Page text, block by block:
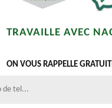
TRAVAILLE AVEC
ON VOUS RAPPELLE